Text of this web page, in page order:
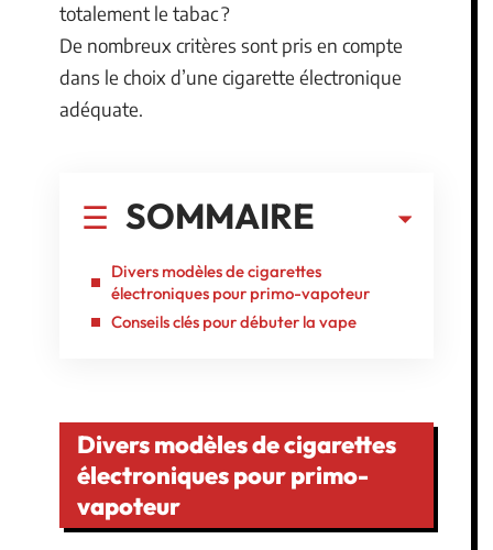
totalement le tabac ?
De nombreux critères sont pris en compte
dans le choix d’une cigarette électronique
adéquate.
SOMMAIRE
Divers modèles de cigarettes
électroniques pour primo-vapoteur
Conseils clés pour débuter la vape
Divers modèles de cigarettes
électroniques pour primo-
vapoteur